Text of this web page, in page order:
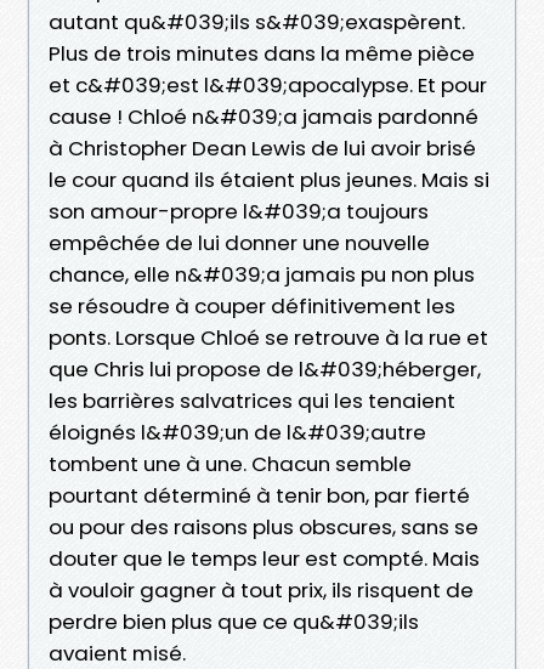
autant qu&#039;ils s&#039;exaspèrent.
Plus de trois minutes dans la même pièce
et c&#039;est l&#039;apocalypse. Et pour
cause ! Chloé n&#039;a jamais pardonné
à Christopher Dean Lewis de lui avoir brisé
le cour quand ils étaient plus jeunes. Mais si
son amour-propre l&#039;a toujours
empêchée de lui donner une nouvelle
chance, elle n&#039;a jamais pu non plus
se résoudre à couper définitivement les
ponts. Lorsque Chloé se retrouve à la rue et
que Chris lui propose de l&#039;héberger,
les barrières salvatrices qui les tenaient
éloignés l&#039;un de l&#039;autre
tombent une à une. Chacun semble
pourtant déterminé à tenir bon, par fierté
ou pour des raisons plus obscures, sans se
douter que le temps leur est compté. Mais
à vouloir gagner à tout prix, ils risquent de
perdre bien plus que ce qu&#039;ils
avaient misé.